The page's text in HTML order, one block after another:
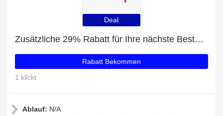
Deal
Zusätzliche 29% Rabatt für Ihre nächste Bestellung
Rabatt Bekommen
1 klickt
Ablauf: N/A